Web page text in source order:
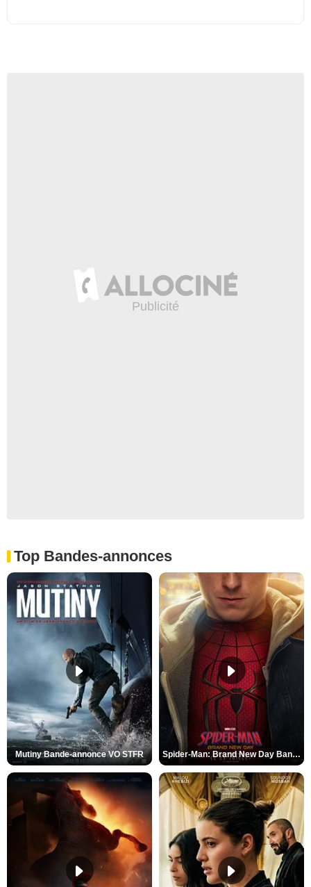
Top Bandes-annonces
Mutiny Bande-annonce VO STFR Spider-Man: Brand New Day Bande-annonce VO STFR